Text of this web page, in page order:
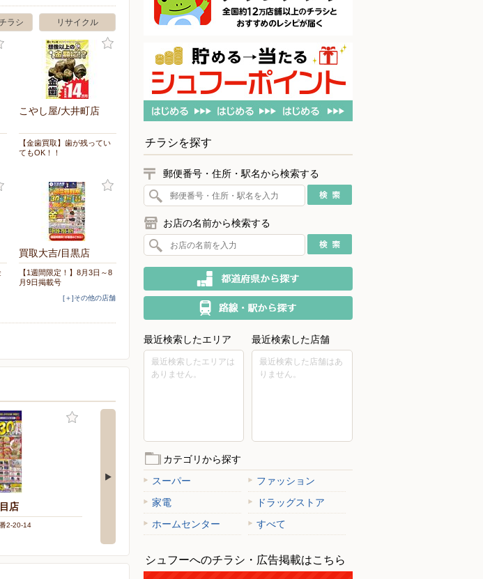
リサイクル
ラシ
こやし屋/大井町店
【金歯買取】歯が残ってい
てもOK！！
買取大吉/目黒店
【1週間限定！】8月3日～8
月9日掲載号
[＋]その他の店舗
店
2-20-14
買取大吉/目黒店
〒141-0021 東京都品川区上大崎2丁目17-1 植田ビル 1階
チラシを探す
郵便番号・住所・駅名から検索する
お店の名前から検索する
最近検索したエリア
最近検索したエリアは
ありません。
最近検索した店舗
最近検索した店舗はあ
りません。
カテゴリから探す
スーパー
ファッション
家電
ドラッグストア
ホームセンター
すべて
シュフーへのチラシ・広告掲載はこちら